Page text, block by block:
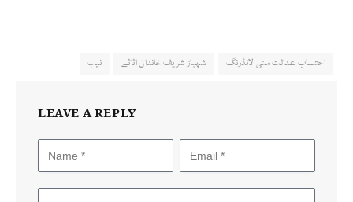
احتساب عدالت منی لانڈرنگ شہباز شریف خاندان اثاثے نیب
LEAVE A REPLY